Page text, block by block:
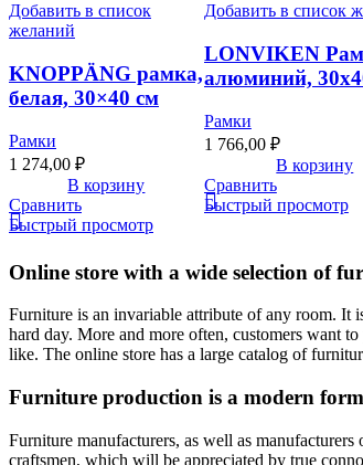
Добавить в список
желаний
KNOPPÄNG рамка,
белая, 30×40 см
Рамки
1 274,00 ₽
В корзину
Сравнить
Быстрый просмотр
Добавить в список
LONVIKEN
алюминий,
Рамки
1 766,00 ₽
В корзину
Сравнить
Быстрый просмотр
Online store with a wide selection of
Furniture is an invariable attribute of any room. It
hard day. More and more often, customers want
like. The online store has a large catalog of
Furniture production is a modern
Furniture manufacturers, as well as
craftsmen, which will be appreciated by true